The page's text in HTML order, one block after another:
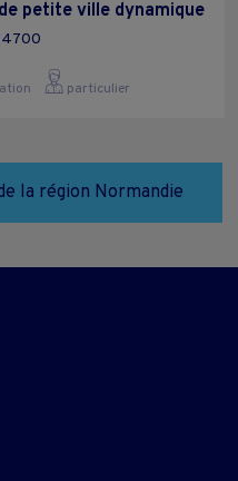
petite ville dynamique
particulier
la région Normandie